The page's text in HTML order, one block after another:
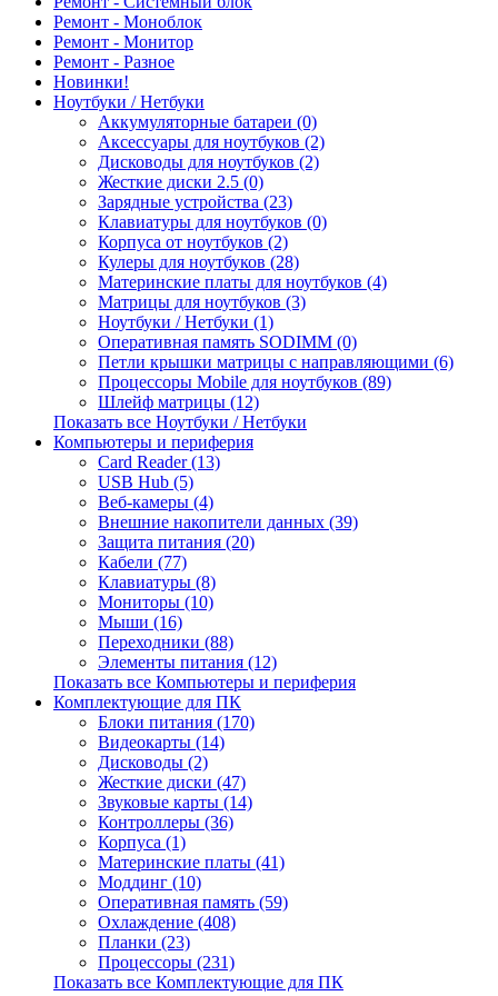
Ремонт - Моноблок
Ремонт - Монитор
Ремонт - Разное
Новинки!
Ноутбуки / Нетбуки
Аккумуляторные батареи (0)
Аксессуары для ноутбуков (2)
Дисководы для ноутбуков (2)
Жесткие диски 2.5 (0)
Зарядные устройства (23)
Клавиатуры для ноутбуков (0)
Корпуса от ноутбуков (2)
Кулеры для ноутбуков (28)
Материнские платы для ноутбуков (4)
Матрицы для ноутбуков (3)
Ноутбуки / Нетбуки (1)
Оперативная память SODIMM (0)
Петли крышки матрицы с направляющими (6)
Процессоры Mobile для ноутбуков (89)
Шлейф матрицы (12)
Показать все Ноутбуки / Нетбуки
Компьютеры и периферия
Card Reader (13)
USB Hub (5)
Веб-камеры (4)
Внешние накопители данных (39)
Защита питания (20)
Кабели (77)
Клавиатуры (8)
Мониторы (10)
Мыши (16)
Переходники (88)
Элементы питания (12)
Показать все Компьютеры и периферия
Комплектующие для ПК
Блоки питания (170)
Видеокарты (14)
Дисководы (2)
Жесткие диски (47)
Звуковые карты (14)
Контроллеры (36)
Корпуса (1)
Материнские платы (41)
Моддинг (10)
Оперативная память (59)
Охлаждение (408)
Планки (23)
Процессоры (231)
Показать все Комплектующие для ПК